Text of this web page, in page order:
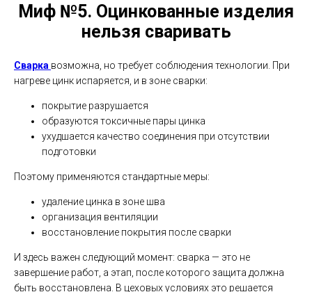
Миф №5. Оцинкованные изделия
нельзя сваривать
Сварка возможна, но требует соблюдения технологии. При
нагреве цинк испаряется, и в зоне сварки:
покрытие разрушается
образуются токсичные пары цинка
ухудшается качество соединения при отсутствии
подготовки
Поэтому применяются стандартные меры:
удаление цинка в зоне шва
организация вентиляции
восстановление покрытия после сварки
И здесь важен следующий момент: сварка — это не
завершение работ, а этап, после которого защита должна
быть восстановлена. В цеховых условиях это решается